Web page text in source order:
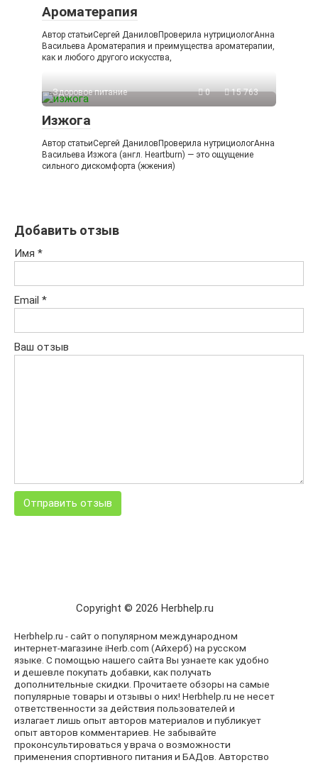
Ароматерапия
Автор статьиСергей ДаниловПроверила нутрициологАнна
Васильева Ароматерапия и преимущества ароматерапии,
как и любого другого искусства,
Здоровое питание 0 15 763
Изжога
Автор статьиСергей ДаниловПроверила нутрициологАнна
Васильева Изжога (англ. Heartburn) — это ощущение
сильного дискомфорта (жжения)
Добавить отзыв
Имя *
Email *
Ваш отзыв
Copyright © 2026 Herbhelp.ru
Herbhelp.ru - сайт о популярном международном
интернет-магазине iHerb.com (Айхерб) на русском
языке. С помощью нашего сайта Вы узнаете как удобно
и дешевле покупать добавки, как получать
дополнительные скидки. Прочитаете обзоры на самые
популярные товары и отзывы о них! Herbhelp.ru не несет
ответственности за действия пользователей и
излагает лишь опыт авторов материалов и публикует
опыт авторов комментариев. Не забывайте
проконсультироваться у врача о возможности
применения спортивного питания и БАДов. Авторство